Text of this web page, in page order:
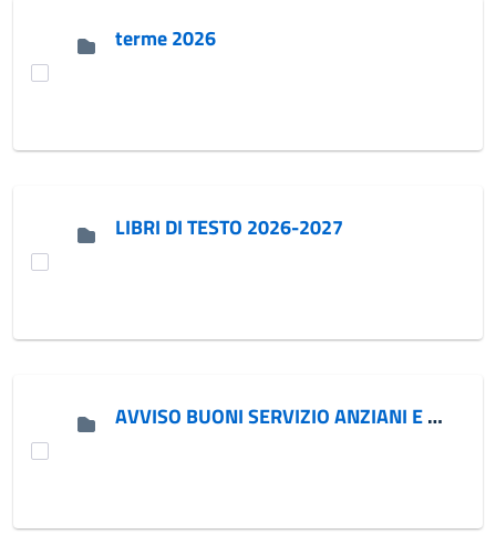
terme 2026
LIBRI DI TESTO 2026-2027
AVVISO BUONI SERVIZIO ANZIANI E DISABILI ANNO 2026-2027